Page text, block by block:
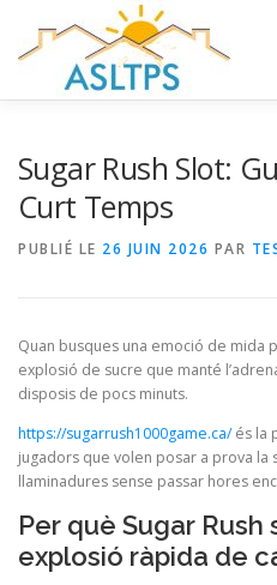
contenu
Sugar Rush Slot:
Curt Temps
PUBLIÉ LE 26 JUIN 2026 PAR
Quan busques una emoció de mida
explosió de sucre que manté
disposis de pocs minuts.
https://sugarrush1000game.ca/és la
jugadors que volen posar a prova la
llaminadures sense passar hores
Per què Sugar Rush
explosió ràpida de